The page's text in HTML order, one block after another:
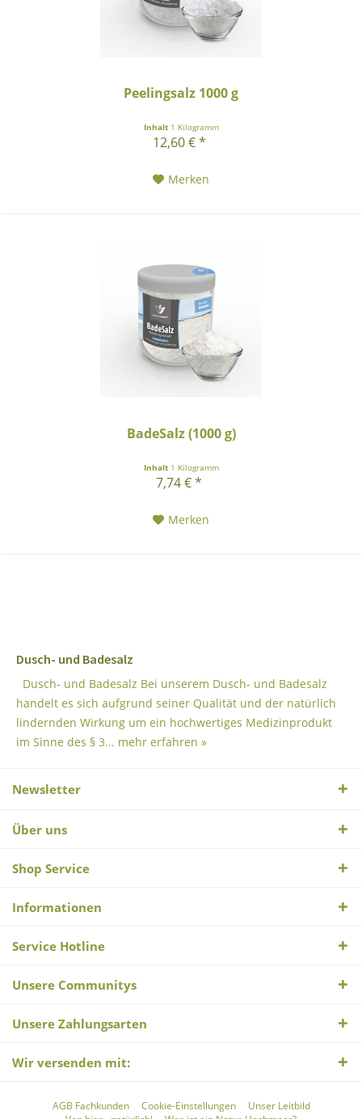
Peelingsalz 1000 g
Inhalt 1 Kilogramm
12,60 € *
Merken
BadeSalz (1000 g)
Inhalt 1 Kilogramm
7,74 € *
Merken
Dusch- und Badesalz
Dusch- und Badesalz Bei unserem Dusch- und Badesalz
handelt es sich aufgrund seiner Qualität und der natürlich
lindernden Wirkung um ein hochwertiges Medizinprodukt
im Sinne des § 3... mehr erfahren »
Newsletter
Über uns
Shop Service
Informationen
Service Hotline
Unsere Communitys
Unsere Zahlungsarten
Wir versenden mit:
AGB Fachkunden Cookie-Einstellungen
Unser Leitbild